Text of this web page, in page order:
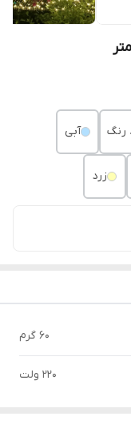
رنگ آبی
زرد
60 گرم
220 ولت